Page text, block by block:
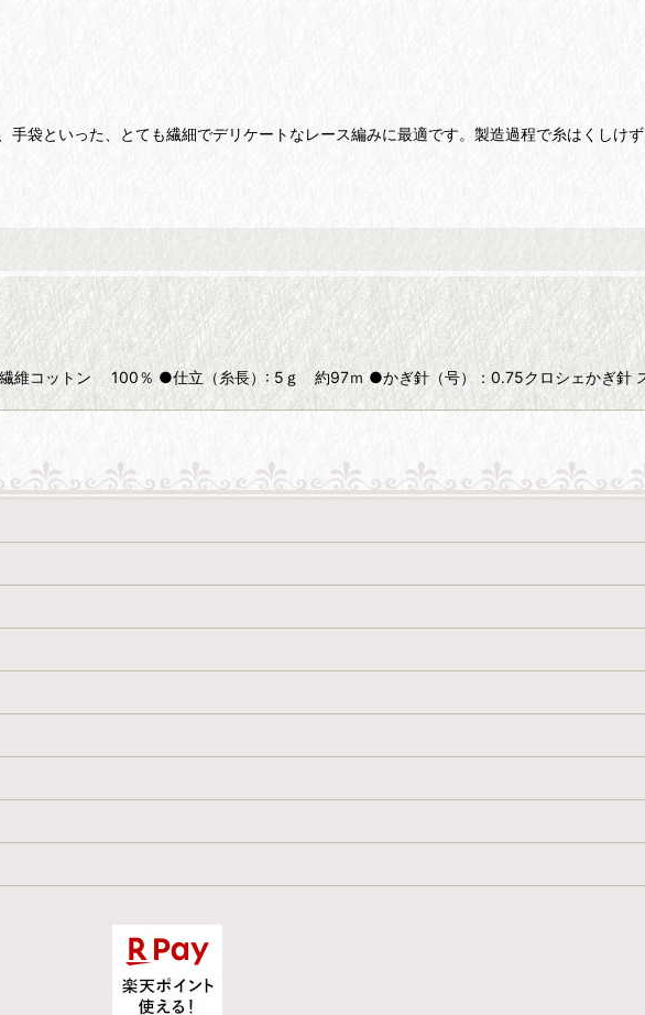
袋といった、とても繊細でデリケートなレース編みに最適です。製造過程で糸はくしけ
維コットン 100％ ●仕立（糸長）: 5ｇ 約97ｍ ●かぎ針（号）：0.75クロシェかぎ針